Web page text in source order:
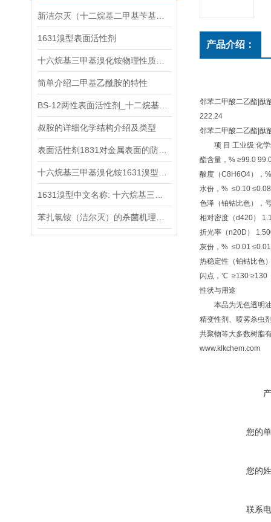
1631溴型表面活性剂
简单介绍二甲基乙酰胺的特性
叔胺的详细化学结构介绍及类型
产品介绍：
邻苯二甲酸二乙酯|
222.24
邻苯二甲酸二乙酯|酞
项 目 工业级 化学
酯含量，% ≥99.0
酸度（C8H6O4），
水份，% ≤0.10
色泽（铂钴比色），
相对密度（d420）
折光率（n20D）
灰份，% ≤0.01
热稳定性（铂钴比
闪点，℃ ≥130 ≥130
性状与用途
本品为无色透明油
精变性剂、喷雾杀虫
共聚物等大多数树脂
www.klkchem.com
您的
您的
联系